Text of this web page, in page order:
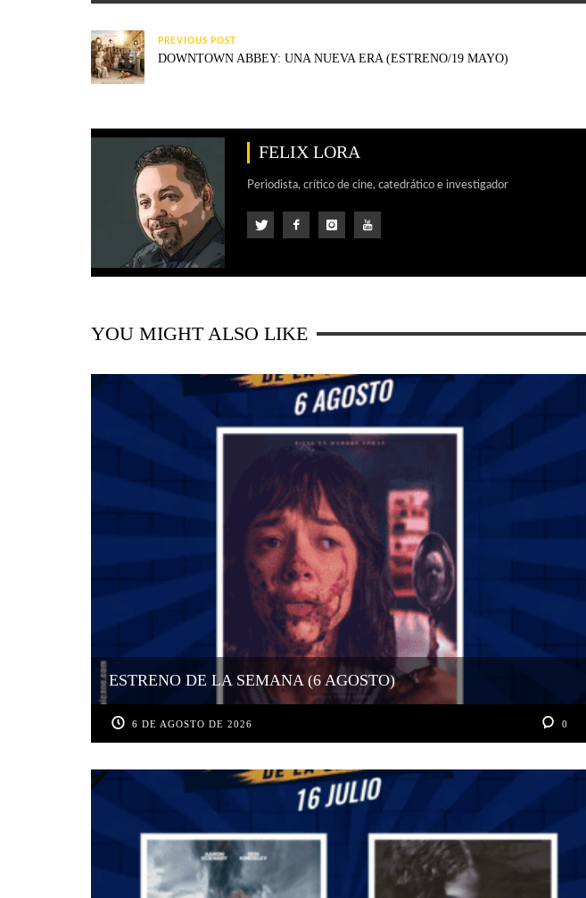
PREVIOUS POST
DOWNTOWN ABBEY: UNA NUEVA ERA (ESTRENO/19 MAYO)
FELIX LORA
Periodista, crítico de cine, catedrático e investigador
YOU MIGHT ALSO LIKE
ESTRENO DE LA SEMANA (6 AGOSTO)
6 DE AGOSTO DE 2026 0